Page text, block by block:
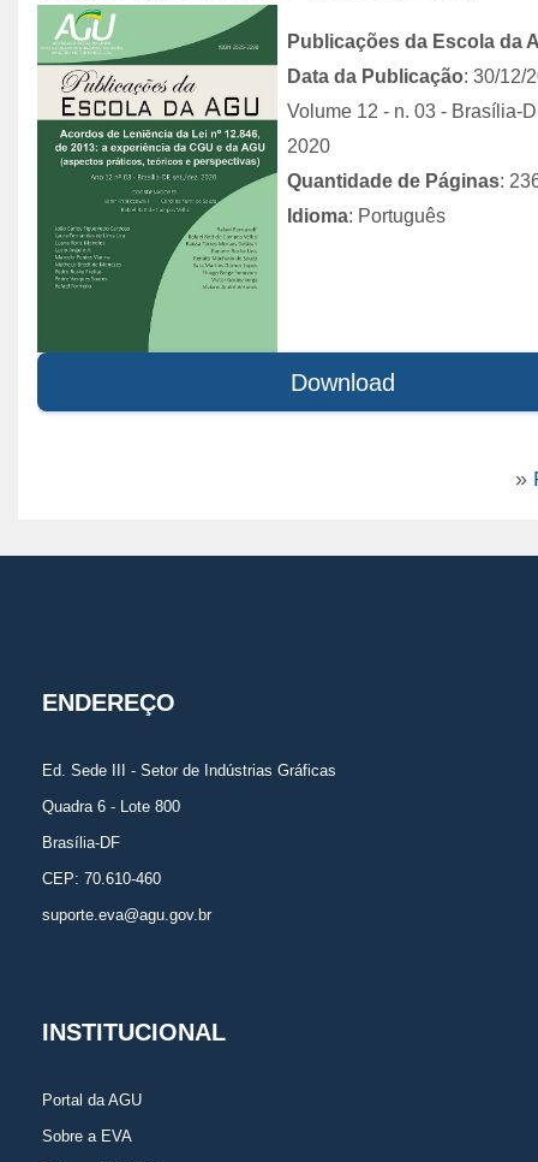
Publicações da Escola da
Data da Publicação: 30/12/
Volume 12 - n. 03 - Brasília-
2020
Quantidade de Páginas:
Idioma: Português
Download
»
ENDEREÇO
Ed. Sede III - Setor de Indústrias Gráficas
Quadra 6 - Lote 800
Brasília-DF
CEP: 70.610-460
suporte.eva@agu.gov.br
INSTITUCIONAL
Portal da AGU
Sobre a EVA